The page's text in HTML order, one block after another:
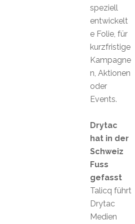
speziell
entwickelt
e Folie, für
kurzfristige
Kampagne
n, Aktionen
oder
Events.
Drytac
hat in der
Schweiz
Fuss
gefasst
Talicq führt
Drytac
Medien